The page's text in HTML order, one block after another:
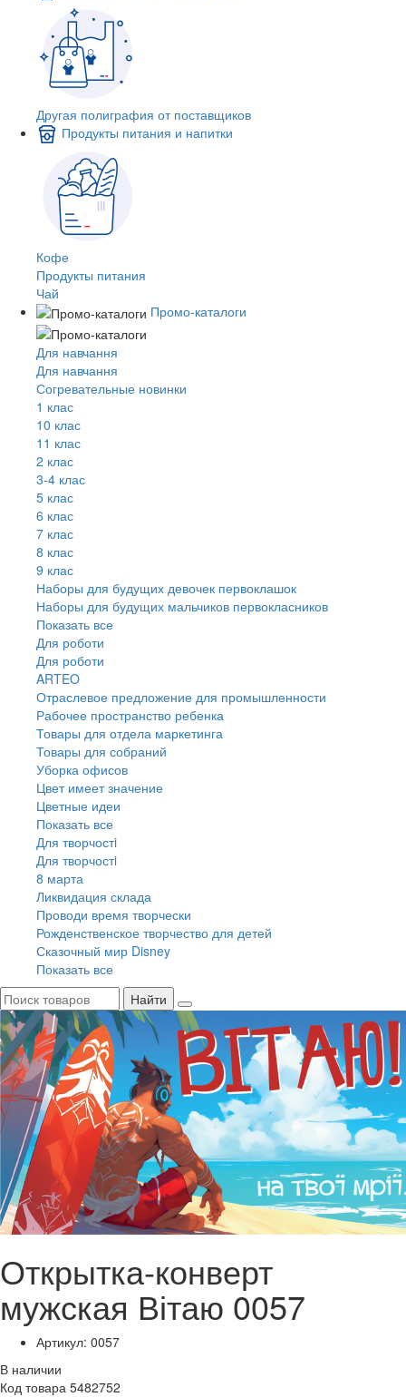
Другая полиграфия от поставщиков
Продукты питания и напитки
Кофе
Продукты питания
Чай
Промо-каталоги
Для навчання
Для навчання
Согревательные новинки
1 клас
10 клас
11 клас
2 клас
3-4 клас
5 клас
6 клас
7 клас
8 клас
9 клас
Наборы для будущих девочек первоклашок
Наборы для будущих мальчиков первокласников
Показать все
Для роботи
Для роботи
ARTEO
Отраслевое предложение для промышленности
Рабочее пространство ребенка
Товары для отдела маркетинга
Товары для собраний
Уборка офисов
Цвет имеет значение
Цветные идеи
Показать все
Для творчостi
Для творчостi
8 марта
Ликвидация склада
Проводи время творчески
Рожденственское творчество для детей
Сказочный мир Disney
Показать все
Найти
Открытка-конверт
мужская Вітаю 0057
Артикул: 0057
В наличии
Код товара 5482752